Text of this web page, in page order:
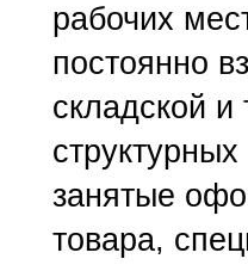
рабочих
постоянно
складской и
занятые
товара,